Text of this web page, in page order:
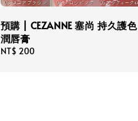
預購 | CEZANNE 塞尚 持久護色
潤唇膏
Regular
NT$ 200